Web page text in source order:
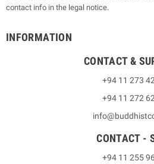
contact info in the legal notice.
INFORMATION
CONTACT &
+94 11 273
+94 11 272
CONTACT -
+94 11 255